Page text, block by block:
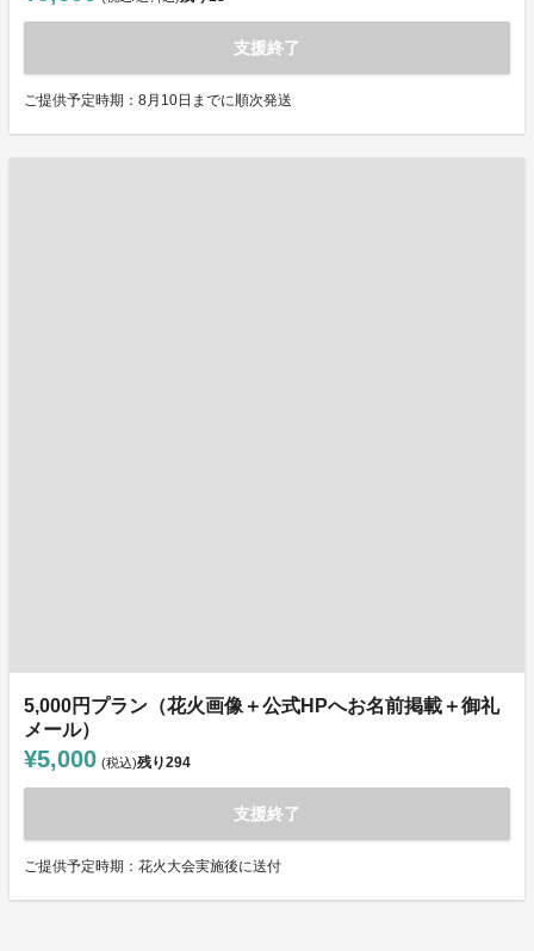
支援終了
ご提供予定時期：8月10日までに順次発送
5,000円プラン（花火画像＋公式HPへお名前掲載＋御礼
メール）
¥5,000 (税込)残り294
支援終了
ご提供予定時期：花火大会実施後に送付